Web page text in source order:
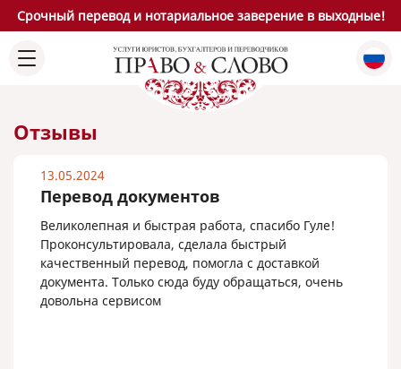
Срочный перевод и нотариальное заверение в выходные!
Отзывы
13.05.2024
Перевод документов
Великолепная и быстрая работа, спасибо Гуле!
Проконсультировала, сделала быстрый
качественный перевод, помогла с доставкой
документа. Только сюда буду обращаться, очень
довольна сервисом